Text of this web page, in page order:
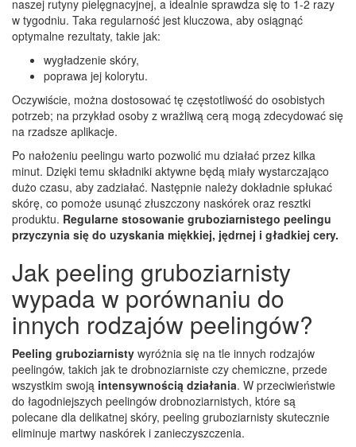
naszej rutyny pielęgnacyjnej, a idealnie sprawdza się to 1-2 razy
w tygodniu. Taka regularność jest kluczowa, aby osiągnąć
optymalne rezultaty, takie jak:
wygładzenie skóry,
poprawa jej kolorytu.
Oczywiście, można dostosować tę częstotliwość do osobistych
potrzeb; na przykład osoby z wrażliwą cerą mogą zdecydować się
na rzadsze aplikacje.
Po nałożeniu peelingu warto pozwolić mu działać przez kilka
minut. Dzięki temu składniki aktywne będą miały wystarczająco
dużo czasu, aby zadziałać. Następnie należy dokładnie spłukać
skórę, co pomoże usunąć złuszczony naskórek oraz resztki
produktu. Regularne stosowanie gruboziarnistego peelingu
przyczynia się do uzyskania miękkiej, jędrnej i gładkiej cery.
Jak peeling gruboziarnisty
wypada w porównaniu do
innych rodzajów peelingów?
Peeling gruboziarnisty wyróżnia się na tle innych rodzajów
peelingów, takich jak te drobnoziarniste czy chemiczne, przede
wszystkim swoją intensywnością działania. W przeciwieństwie
do łagodniejszych peelingów drobnoziarnistych, które są
polecane dla delikatnej skóry, peeling gruboziarnisty skutecznie
eliminuje martwy naskórek i zanieczyszczenia.